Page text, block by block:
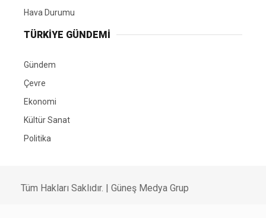
Hava Durumu
TÜRKIYE GÜNDEMI
Gündem
Çevre
Ekonomi
Kültür Sanat
Politika
Tüm Hakları Saklıdır. | Güneş Medya Grup